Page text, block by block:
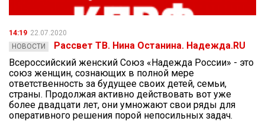
14:19 22.07.2020
НОВОСТИ
Рассвет ТВ. Нина Останина. Надежда.RU
Всероссийский женский Союз «Надежда России» - это
союз женщин, сознающих в полной мере
ответственность за будущее своих детей, семьи,
страны. Продолжая активно действовать вот уже
более двадцати лет, они умножают свои ряды для
оперативного решения порой непосильных задач.